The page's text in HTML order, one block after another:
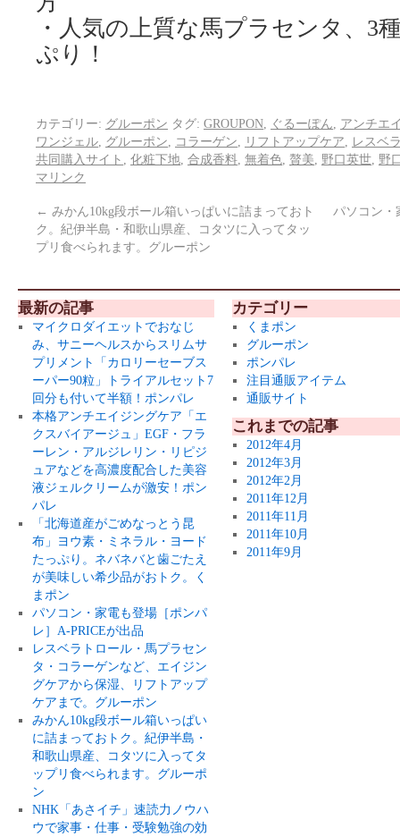
・人気の上質な馬プラセンタ、3
ぷり！
カテゴリー: グルーポン タグ: GROUPON ぐるーぽん
アンチエ
ワンジェル グルーポン コラーゲン リフトアップケア
レスベ
共同購入サイト
化粧下地 合成香料 無着色 贅美 野口英世 野
マリンク
← みかん10kg段ボール箱いっぱいに詰まっておト
ク。紀伊半島・和歌山県産、コタツに入ってタッ
プリ食べられます。グルーポン
パソコン・
最新の記事
マイクロダイエットでおなじ
み、サニーヘルスからスリムサ
プリメント「カロリーセーブス
ーパー90粒」トライアルセット7
回分も付いて半額！ポンパレ
本格アンチエイジングケア「エ
クスバイアージュ」EGF・フラ
ーレン・アルジレリン・リピジ
ュアなどを高濃度配合した美容
液ジェルクリームが激安！ポン
パレ
「北海道産がごめなっとう昆
布」ヨウ素・ミネラル・ヨード
たっぷり。ネバネバと歯ごたえ
が美味しい希少品がおトク。く
まポン
パソコン・家電も登場［ポンパ
レ］A-PRICEが出品
レスベラトロール・馬プラセン
タ・コラーゲンなど、エイジン
グケアから保湿、リフトアップ
ケアまで。グルーポン
みかん10kg段ボール箱いっぱい
に詰まっておトク。紀伊半島・
和歌山県産、コタツに入ってタ
ップリ食べられます。グルーポ
ン
NHK「あさイチ」速読力ノウハ
ウで家事・仕事・受験勉強の効
カテゴリー
くまポン
グルーポン
ポンパレ
注目通販アイテム
通販サイト
これまでの記事
2012年4月
2012年3月
2012年2月
2011年12月
2011年11月
2011年10月
2011年9月